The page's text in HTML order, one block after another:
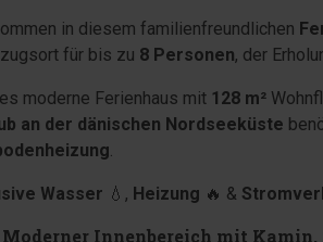
in diesem familienfreundlichen
für bis zu 8 Personen, der
moderne Ferienhaus mit 128 m²
an der dänischen Nordseeküste
.
Wasser 💧, Heizung 🔥 &
Moderner Innenbereich mit